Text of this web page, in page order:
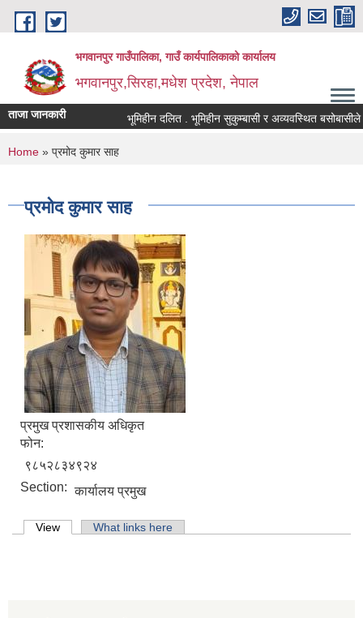
Skip to main content
भगवानपुर गाउँपालिका, गाउँ कार्यपालिकाको कार्यालय
भगवानपुर,सिरहा,मधेश प्रदेश, नेपाल
ताजा जानकारी भूमिहीन दलित . भूमिहीन सुकुम्बासी र अव्यवस्थित बसोबासीले
You are here
Home » प्रमोद कुमार साह
प्रमोद कुमार साह
प्रमुख प्रशासकीय अधिकृत
फोन:
९८५२८३४९२४
Section: कार्यालय प्रमुख
Primary tabs
View (active tab)What links here